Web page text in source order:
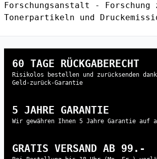
Forschungsanstalt
- Forschung
Tonerpartikeln und
60 TAGE RÜCKGABERECHT
Risikolos bestellen und zurücksenden
Geld-zurück-Garantie
5 JAHRE GARANTIE
Wir gewähren Ihnen 5 Jahre Garantie auf
GRATIS VERSAND AB 99.-